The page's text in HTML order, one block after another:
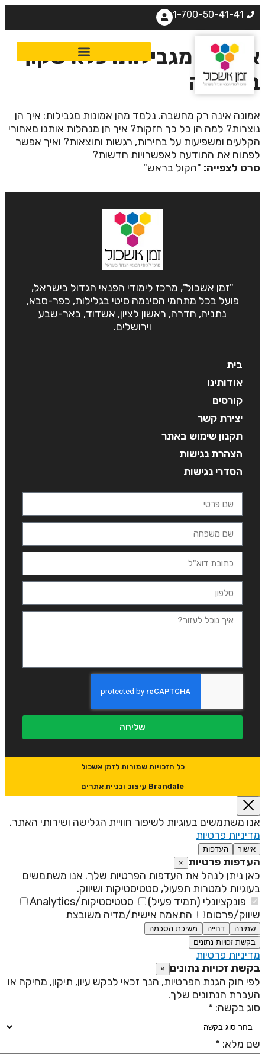
1-700-50-41-41
מגבילות: כלא שקוף
אינה רק מחשבה. נלמד מהן אמונות מגבילות: איך הן
למה הן כל כך חזקות? איך הן מנהלות אותנו מאחורי
ומשפיעות על בחירות, רגשות ותוצאות? ואיך אפשר
את התודעה לאפשרויות חדשות?
לצפייה:"הקול בראש"
"זמן אשכול", מרכז לימודי הפנאי הגדול בישראל,
פועל בכל מתחמי הסינמה סיטי בגלילות, כפר-סבא,
נתניה, חדרה, ראשון לציון, אשדוד, באר-שבע
וירושלים.
בית
אודותינו
קורסים
יצירת קשר
תקנון שימוש באתר
הצהרת נגישות
הסדרי נגישות
שליחה
כל הזכויות שמורות לזמן אשכול
Brandale עיצוב ובניית אתרים
משתמשים בעוגיות לשיפור חוויית הגלישה ושירותי האתר.
פרטיות
אישור העדפות
פרטיות ×
ניתן לנהל את העדפות הפרטיות שלך. אנו משתמשים
למטרות תפעול, סטטיסטיקות ושיווק.
פונקציונלי (תמיד פעיל)
סטטיסטיקות/Analytics
פרסום
התאמה אישית/מדיה משובצת
שמירה דחייה
משיכת הסכמה
בקשת זכויות נתונים
פרטיות
זכויות נתונים ×
חוק הגנת הפרטיות, הנך זכאי לבקש עיון, תיקון, מחיקה או
הנתונים שלך.
בקשה: *
מלא: *